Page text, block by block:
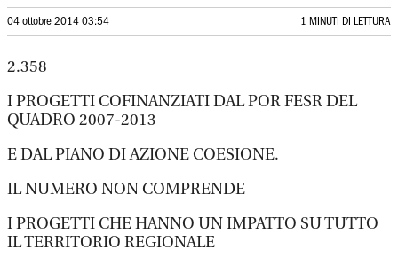
04 ottobre 2014 03:54 1 MINUTI DI LETTURA
2.358
I PROGETTI COFINANZIATI DAL POR FESR DEL
QUADRO 2007-2013
E DAL PIANO DI AZIONE COESIONE.
IL NUMERO NON COMPRENDE
I PROGETTI CHE HANNO UN IMPATTO SU TUTTO
IL TERRITORIO REGIONALE